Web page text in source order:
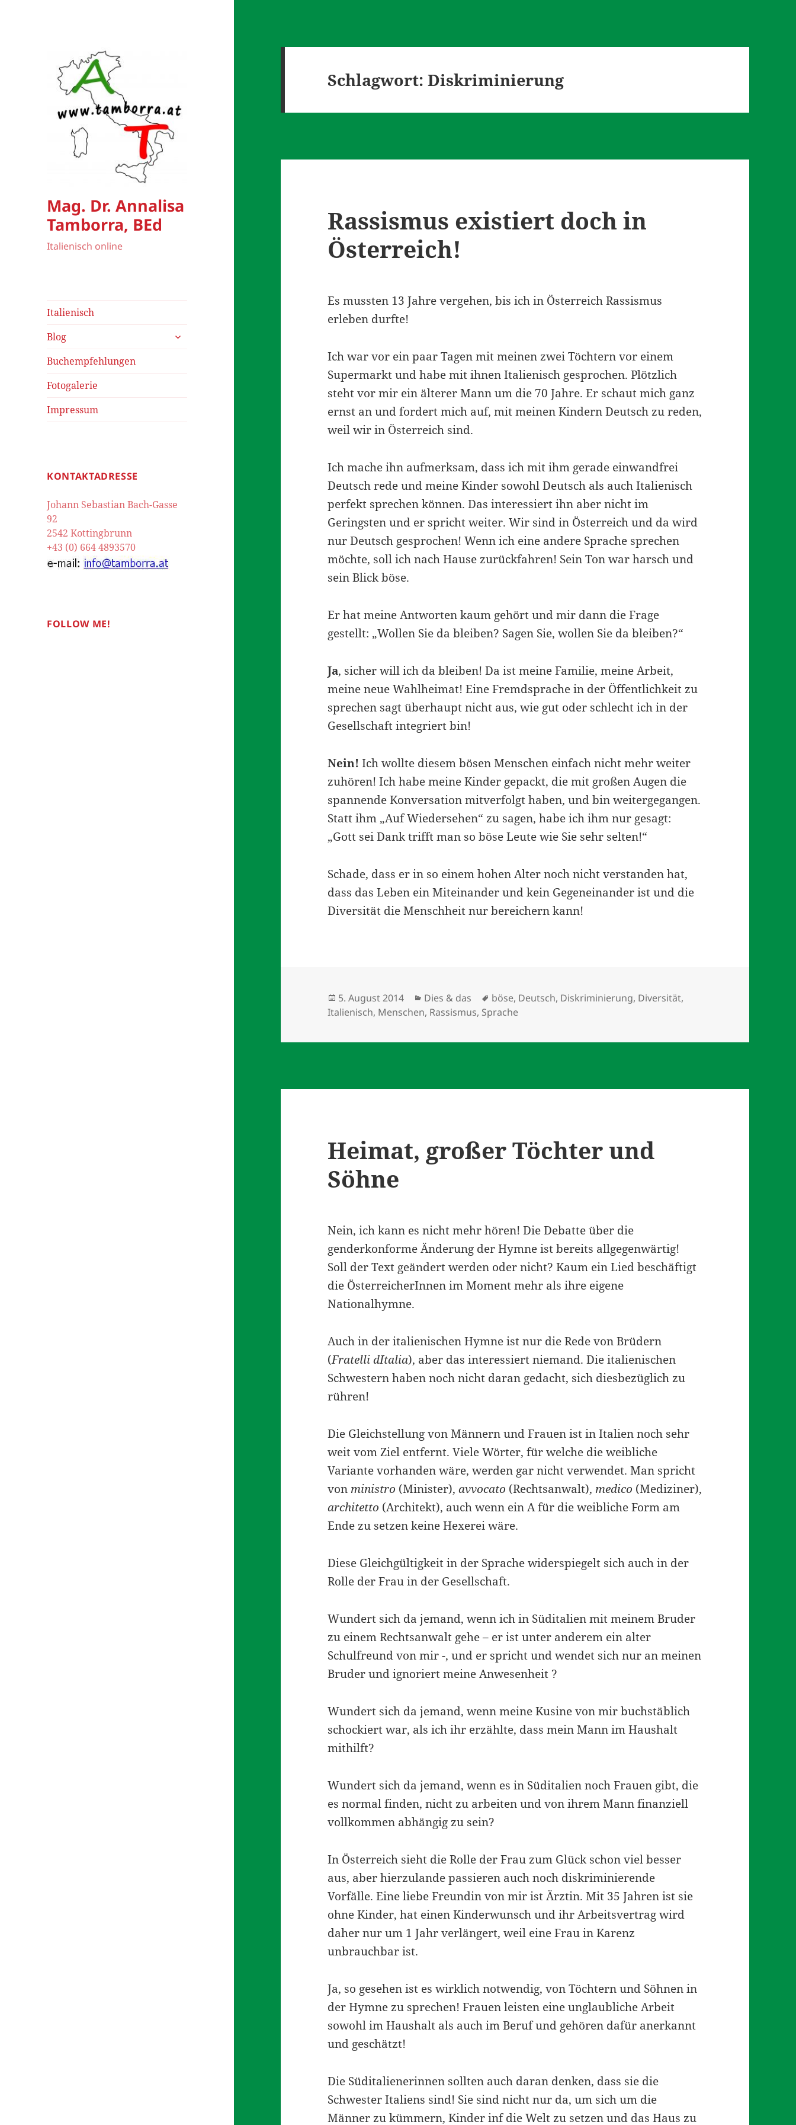
Mag. Dr. Annalisa
Tamborra, BEd
Italienisch online
Italienisch
Blog
untermenü
Buchempfehlungen
Fotogalerie
Impressum
KONTAKTADRESSE
Johann Sebastian Bach-Gasse
92
2542 Kottingbrunn
+43 (0) 664 4893570
FOLLOW ME!
Schlagwort:Diskriminierung
Rassismus existiert doch in
Österreich!
Es mussten 13 Jahre vergehen, bis ich in Österreich Rassismus
erleben durfte!
Ich war vor ein paar Tagen mit meinen zwei Töchtern vor einem
Supermarkt und habe mit ihnen Italienisch gesprochen. Plötzlich
steht vor mir ein älterer Mann um die 70 Jahre. Er schaut mich ganz
ernst an und fordert mich auf, mit meinen Kindern Deutsch zu reden,
weil wir in Österreich sind.
Ich mache ihn aufmerksam, dass ich mit ihm gerade einwandfrei
Deutsch rede und meine Kinder sowohl Deutsch als auch Italienisch
perfekt sprechen können. Das interessiert ihn aber nicht im
Geringsten und er spricht weiter. Wir sind in Österreich und da wird
nur Deutsch gesprochen! Wenn ich eine andere Sprache sprechen
möchte, soll ich nach Hause zurückfahren! Sein Ton war harsch und
sein Blick böse.
Er hat meine Antworten kaum gehört und mir dann die Frage
gestellt: „Wollen Sie da bleiben? Sagen Sie, wollen Sie da bleiben?“
Ja, sicher will ich da bleiben! Da ist meine Familie, meine Arbeit,
meine neue Wahlheimat! Eine Fremdsprache in der Öffentlichkeit zu
sprechen sagt überhaupt nicht aus, wie gut oder schlecht ich in der
Gesellschaft integriert bin!
Nein! Ich wollte diesem bösen Menschen einfach nicht mehr weiter
zuhören! Ich habe meine Kinder gepackt, die mit großen Augen die
spannende Konversation mitverfolgt haben, und bin weitergegangen.
Statt ihm „Auf Wiedersehen“ zu sagen, habe ich ihm nur gesagt:
„Gott sei Dank trifft man so böse Leute wie Sie sehr selten!“
Schade, dass er in so einem hohen Alter noch nicht verstanden hat,
dass das Leben ein Miteinander und kein Gegeneinander ist und die
Diversität die Menschheit nur bereichern kann!
Veröffentlicht
am
5. August 2014 Kategorien
Dies & das Schlagwörter
böse, Deutsch, Diskriminierung, Diversität,
Italienisch, Menschen, Rassismus, Sprache
Heimat, großer Töchter und
Söhne
Nein, ich kann es nicht mehr hören! Die Debatte über die
genderkonforme Änderung der Hymne ist bereits allgegenwärtig!
Soll der Text geändert werden oder nicht? Kaum ein Lied beschäftigt
die ÖsterreicherInnen im Moment mehr als ihre eigene
Nationalhymne.
Auch in der italienischen Hymne ist nur die Rede von Brüdern
(Fratelli d´Italia), aber das interessiert niemand. Die italienischen
Schwestern haben noch nicht daran gedacht, sich diesbezüglich zu
rühren!
Die Gleichstellung von Männern und Frauen ist in Italien noch sehr
weit vom Ziel entfernt. Viele Wörter, für welche die weibliche
Variante vorhanden wäre, werden gar nicht verwendet. Man spricht
von ministro (Minister),avvocato (Rechtsanwalt), medico (Mediziner),
architetto (Architekt), auch wenn ein A für die weibliche Form am
Ende zu setzen keine Hexerei wäre.
Diese Gleichgültigkeit in der Sprache widerspiegelt sich auch in der
Rolle der Frau in der Gesellschaft.
Wundert sich da jemand, wenn ich in Süditalien mit meinem Bruder
zu einem Rechtsanwalt gehe – er ist unter anderem ein alter
Schulfreund von mir -, und er spricht und wendet sich nur an meinen
Bruder und ignoriert meine Anwesenheit ?
Wundert sich da jemand, wenn meine Kusine von mir buchstäblich
schockiert war, als ich ihr erzählte, dass mein Mann im Haushalt
mithilft?
Wundert sich da jemand, wenn es in Süditalien noch Frauen gibt, die
es normal finden, nicht zu arbeiten und von ihrem Mann finanziell
vollkommen abhängig zu sein?
In Österreich sieht die Rolle der Frau zum Glück schon viel besser
aus, aber hierzulande passieren auch noch diskriminierende
Vorfälle. Eine liebe Freundin von mir ist Ärztin. Mit 35 Jahren ist sie
ohne Kinder, hat einen Kinderwunsch und ihr Arbeitsvertrag wird
daher nur um 1 Jahr verlängert, weil eine Frau in Karenz
unbrauchbar ist.
Ja, so gesehen ist es wirklich notwendig, von Töchtern und Söhnen in
der Hymne zu sprechen! Frauen leisten eine unglaubliche Arbeit
sowohl im Haushalt als auch im Beruf und gehören dafür anerkannt
und geschätzt!
Die Süditalienerinnen sollten auch daran denken, dass sie die
Schwester Italiens sind! Sie sind nicht nur da, um sich um die
Männer zu kümmern, Kinder inf die Welt zu setzen und das Haus zu